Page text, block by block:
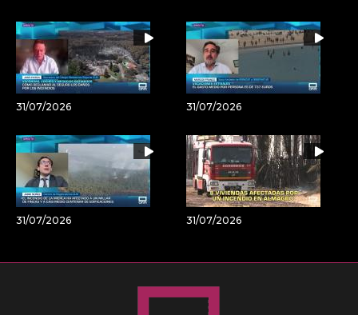
31/07/2026 31/07/2026
31/07/2026 31/07/2026